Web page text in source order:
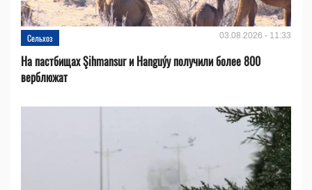
Сельхоз 03.08.2026 - 11:33
На пастбищах Şihmansur и Hanguýy получили более 800
верблюжат